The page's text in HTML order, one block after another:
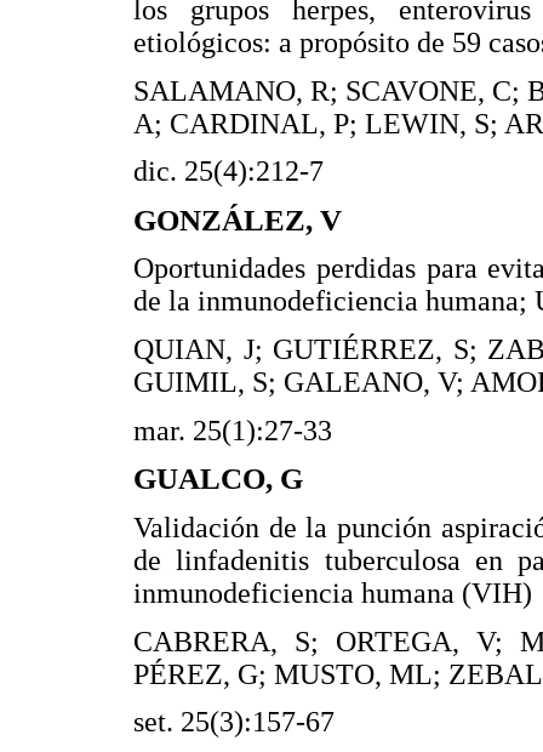
los grupos herpes,
etiológicos: a propósito de 59
SALAMANO, R; SCAVONE, C;
A; CARDINAL, P; LEWIN, S;
dic. 25(4):212-7
GONZÁLEZ, V
Oportunidades perdidas para
de la inmunodeficiencia humana;
QUIAN, J; GUTIÉRREZ, S;
GUIMIL, S; GALEANO, V;
mar. 25(1):27-33
GUALCO, G
Validación de la punción
de linfadenitis tuberculosa en
inmunodeficiencia humana (VIH)
CABRERA, S; ORTEGA, V;
PÉREZ, G; MUSTO, ML;
set. 25(3):157-67